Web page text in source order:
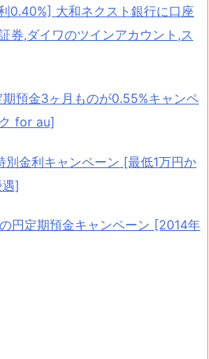
0.40%] 大和ネクスト銀行に口座
券,ダイワのツインアカウント,ス
預金3ヶ月ものが0.55%キャンペ
for au]
別金利キャンペーン [最低1万円か
]
円定期預金キャンペーン [2014年